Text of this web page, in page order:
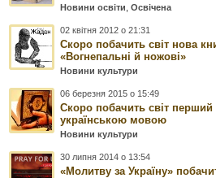
Новини освіти ,Освічена
02 квітня 2012 о 21:31
Скоро побачить світ нова
«Вогнепальні й ножові»
Новини культури
06 березня 2015 о 15:49
Скоро побачить світ
українською мовою
Новини культури
30 липня 2014 о 13:54
«Молитву за Україну»